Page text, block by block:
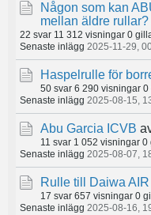
Någon som kan
mellan äldre rullar?
22 svar 11 312 visningar 0
Senaste inlägg 2025-11-29,
Haspelrulle för
50 svar 6 290 visningar 0
Senaste inlägg 2025-08-15,
Abu Garcia ICVB
11 svar 1 052 visningar 0
Senaste inlägg 2025-08-07,
Rulle till Daiwa AIR
17 svar 657 visningar 0
Senaste inlägg 2025-08-16,